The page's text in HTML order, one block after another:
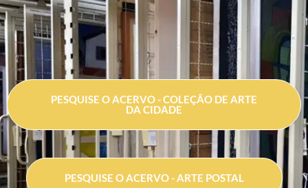
PESQUISE O ACERVO - COLEÇÃO DE ARTE
DA CIDADE
PESQUISE O ACERVO - ARTE POSTAL